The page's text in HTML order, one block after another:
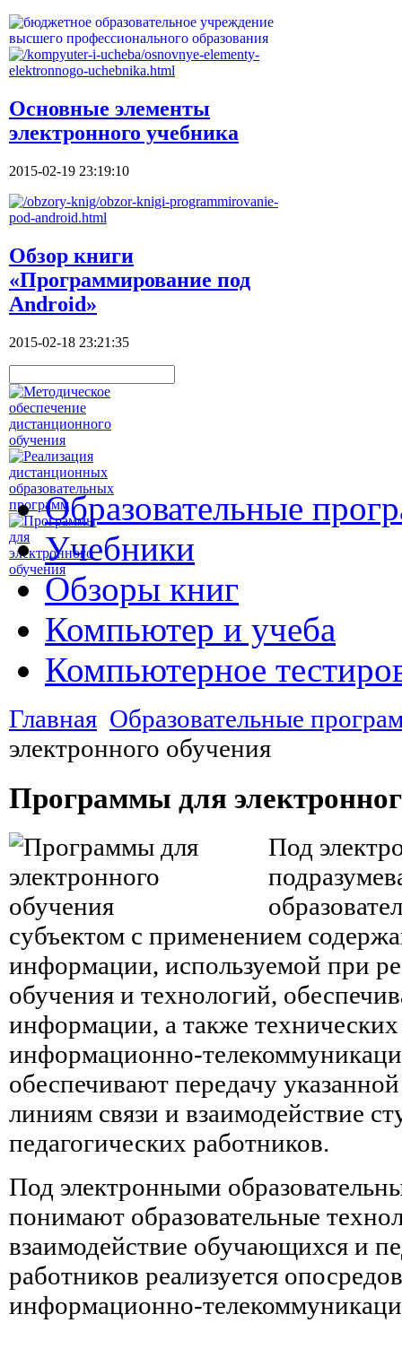
Основные элементы
электронного учебника
2015-02-19 23:19:10
Обзор книги
«Программирование под
Android»
2015-02-18 23:21:35
Образовательные
Учебники
Обзоры книг
Компьютер и учеба
Компьютерное
Главная Образовательные
электронного обучения
Программы для
Под
субъектом с применением
информации, используемой при
обучения и технологий,
информации, а также технических
информационно-
обеспечивают передачу
линиям связи и взаимодействие
педагогических работников.
Под электронными
понимают образовательные
взаимодействие обучающихся и
работников реализуется
информационно-